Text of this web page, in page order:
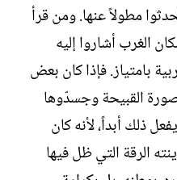
مطولاً عنها. ومن قرأ
الغرب أشاروا إليه
بامتياز. فإذا كان بعض
القبيحة وجسدّوها
ذلك أبداً، لأنه كان
الرقة التي ظل فيها